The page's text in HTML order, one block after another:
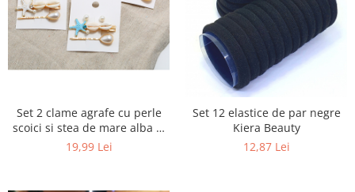
Set 2 clame agrafe cu perle
scoici si stea de mare alba si
cercei perle
19,99 Lei
Set 12 elastice de par negre
Kiera Beauty
12,87 Lei